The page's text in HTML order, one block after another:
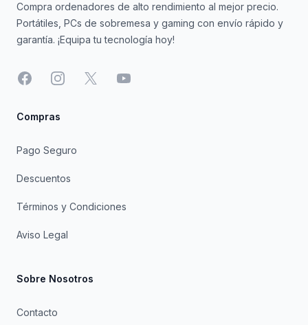
Compra ordenadores de alto rendimiento al mejor precio.
Portátiles, PCs de sobremesa y gaming con envío rápido y
garantía. ¡Equipa tu tecnología hoy!
FacebookInstagram
X YouTube
Compras
Pago Seguro
Descuentos
Términos y Condiciones
Aviso Legal
Sobre Nosotros
Contacto